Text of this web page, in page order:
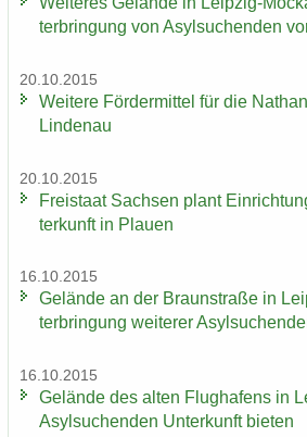
ter­brin­gung von Asyl­su­chen­den
20.10.2015
Wei­te­re För­der­mit­tel für die
Lindenau
20.10.2015
Frei­staat Sach­sen plant
ter­kunft in Plau­en
16.10.2015
Ge­län­de an der Braun­stra­ße in
ter­brin­gung wei­te­rer
16.10.2015
Ge­län­de des alten Flug­ha­fens in
Asyl­su­chen­den Un­ter­kunft bie­ten